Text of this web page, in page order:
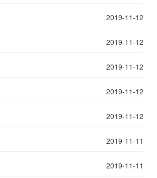
2019-11-12
2019-11-12
2019-11-12
2019-11-12
2019-11-12
2019-11-11
2019-11-11